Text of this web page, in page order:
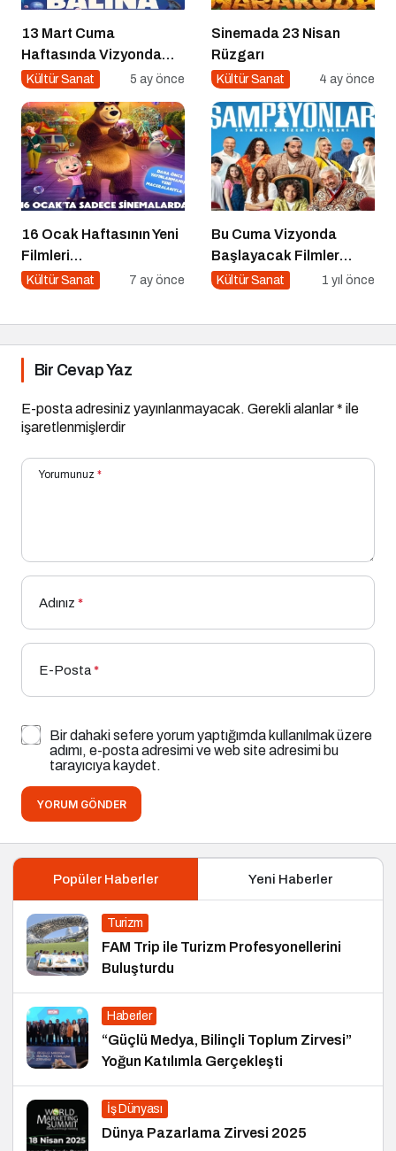
13 Mart Cuma
Haftasında Vizyonda
Hangi Filmler Var?
Kültür Sanat 5 ay önce
Sinemada 23 Nisan
Rüzgarı
Kültür Sanat 4 ay önce
16 Ocak Haftasının Yeni
Filmleri
Sinemaseverlerle
Kültür Sanat 7 ay önce
Bu Cuma Vizyonda
Başlayacak Filmler
Açıklandı
Kültür Sanat 1 yıl önce
Bir Cevap Yaz
E-posta adresiniz yayınlanmayacak. Gerekli alanlar* ile
işaretlenmişlerdir
Yorumunuz *
Adınız *
E-Posta*
Bir dahaki sefere yorum yaptığımda kullanılmak üzere
adımı, e-posta adresimi ve web site adresimi bu
tarayıcıya kaydet.
YORUM GÖNDER
Popüler Haberler Yeni Haberler
Turizm
FAM Trip ile Turizm Profesyonellerini
Buluşturdu
Haberler
“Güçlü Medya, Bilinçli Toplum Zirvesi”
Yoğun Katılımla Gerçekleşti
İş Dünyası
Dünya Pazarlama Zirvesi 2025